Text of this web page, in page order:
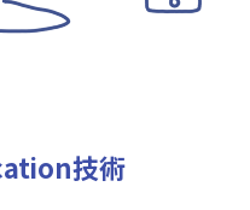
技術